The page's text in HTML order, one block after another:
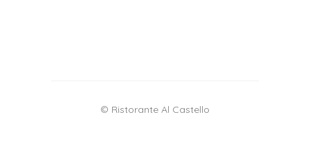
© Ristorante Al Castello